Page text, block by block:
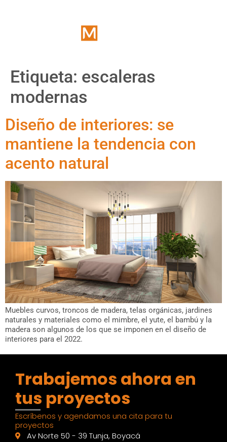
Etiqueta: escaleras
modernas
Diseño de interiores: se
mantiene la tendencia con
acento natural
Muebles curvos, troncos de madera, telas orgánicas, jardines
naturales y materiales como el mimbre, el yute, el bambú y la
madera son algunos de los que se imponen en el diseño de
interiores para el 2022.
Trabajemos ahora en
tus proyectos
Escríbenos y agendamos una cita para tu
proyectos
Av Norte 50 - 39 Tunja, Boyacá